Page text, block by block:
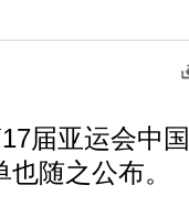
亚运会中国
随之公布。